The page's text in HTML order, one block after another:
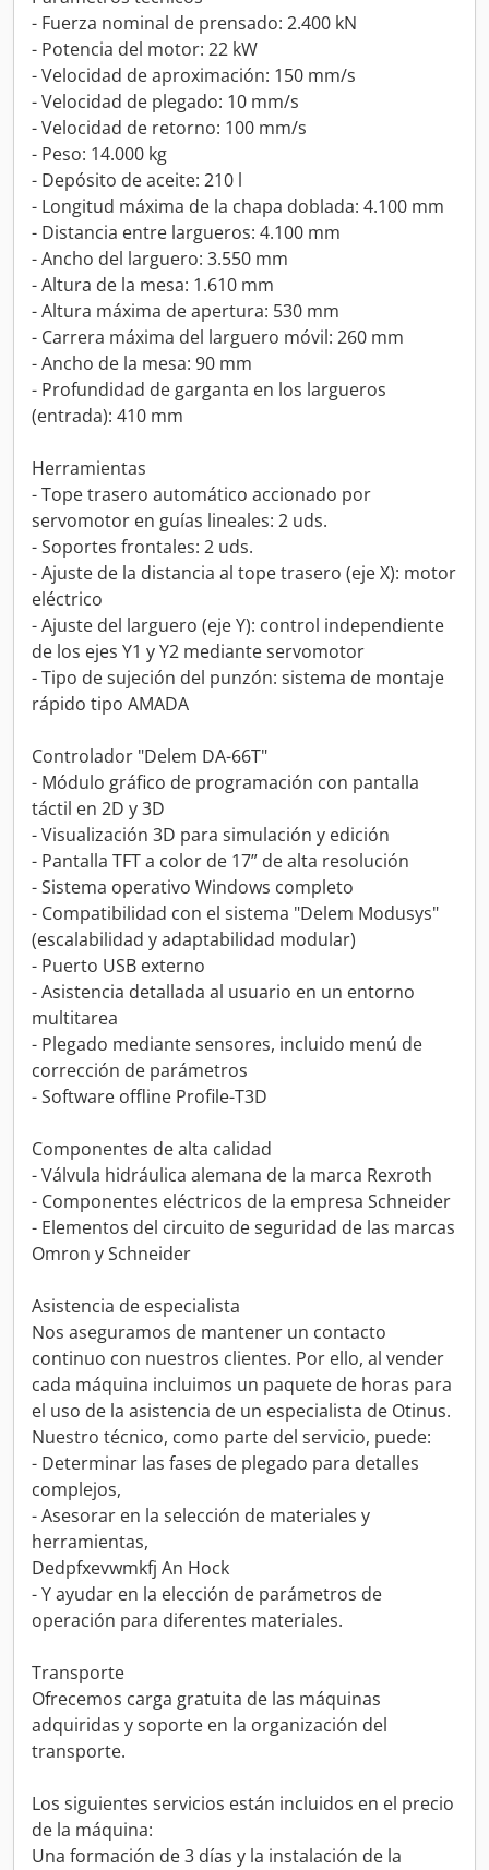
- Fuerza nominal de prensado: 2.400 kN
- Potencia del motor: 22 kW
- Velocidad de aproximación: 150 mm/s
- Velocidad de plegado: 10 mm/s
- Velocidad de retorno: 100 mm/s
- Peso: 14.000 kg
- Depósito de aceite: 210 l
- Longitud máxima de la chapa doblada: 4.100 mm
- Distancia entre largueros: 4.100 mm
- Ancho del larguero: 3.550 mm
- Altura de la mesa: 1.610 mm
- Altura máxima de apertura: 530 mm
- Carrera máxima del larguero móvil: 260 mm
- Ancho de la mesa: 90 mm
- Profundidad de garganta en los largueros
(entrada): 410 mm
Herramientas
- Tope trasero automático accionado por
servomotor en guías lineales: 2 uds.
- Soportes frontales: 2 uds.
- Ajuste de la distancia al tope trasero (eje X): motor
eléctrico
- Ajuste del larguero (eje Y): control independiente
de los ejes Y1 y Y2 mediante servomotor
- Tipo de sujeción del punzón: sistema de montaje
rápido tipo AMADA
Controlador "Delem DA-66T"
- Módulo gráfico de programación con pantalla
táctil en 2D y 3D
- Visualización 3D para simulación y edición
- Pantalla TFT a color de 17” de alta resolución
- Sistema operativo Windows completo
- Compatibilidad con el sistema "Delem Modusys"
(escalabilidad y adaptabilidad modular)
- Puerto USB externo
- Asistencia detallada al usuario en un entorno
multitarea
- Plegado mediante sensores, incluido menú de
corrección de parámetros
- Software offline Profile-T3D
Componentes de alta calidad
- Válvula hidráulica alemana de la marca Rexroth
- Componentes eléctricos de la empresa Schneider
- Elementos del circuito de seguridad de las marcas
Omron y Schneider
Asistencia de especialista
Nos aseguramos de mantener un contacto
continuo con nuestros clientes. Por ello, al vender
cada máquina incluimos un paquete de horas para
el uso de la asistencia de un especialista de Otinus.
Nuestro técnico, como parte del servicio, puede:
- Determinar las fases de plegado para detalles
complejos,
- Asesorar en la selección de materiales y
herramientas,
Dedpfxevwmkfj An Hock
- Y ayudar en la elección de parámetros de
operación para diferentes materiales.
Transporte
Ofrecemos carga gratuita de las máquinas
adquiridas y soporte en la organización del
transporte.
Los siguientes servicios están incluidos en el precio
de la máquina:
Una formación de 3 días y la instalación de la